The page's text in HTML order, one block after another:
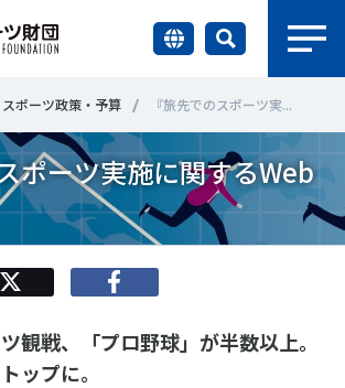
財団情報
研究員紹介
調査・研究
社会づくり
国際情報
をささえるのか ＃部活動
り ＃日本人の身体活動と健康寿命
＃スポーツ基本計画
＃差別とダイバーシティ
スポーツ政策・予算 『旅先でのスポーツ実...
ポーツ実施に関するWeb
観戦、「プロ野球」が半数以上。
ップに。